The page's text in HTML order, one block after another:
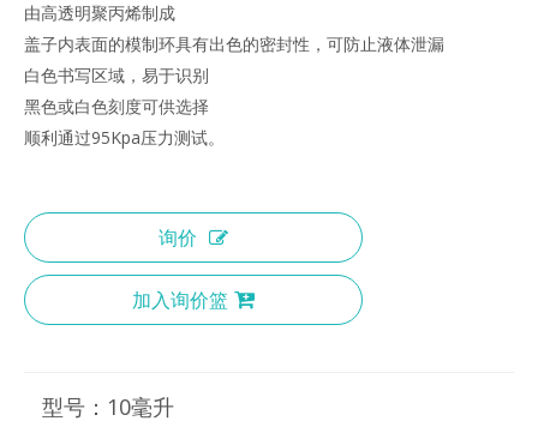
由高透明聚丙烯制成
盖子内表面的模制环具有出色的密封性，可防止液体泄漏
白色书写区域，易于识别
黑色或白色刻度可供选择
顺利通过95Kpa压力测试。
询价
加入询价篮
型号： 10毫升